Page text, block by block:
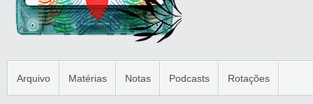
Arquivo Matérias Notas Podcasts Rotações